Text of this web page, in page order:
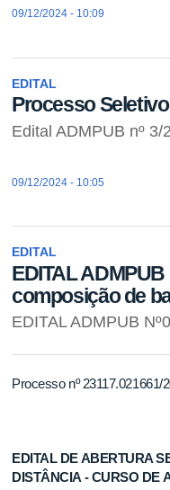
09/12/2024 - 10:09
EDITAL
Processo
Edital ADMPUB nº 3/
09/12/2024 - 10:05
EDITAL
EDITAL
composição de
EDITAL ADMPUB
Processo nº 23117.021661/
EDITAL DE ABERTURA
DISTÂNCIA - CURSO DE